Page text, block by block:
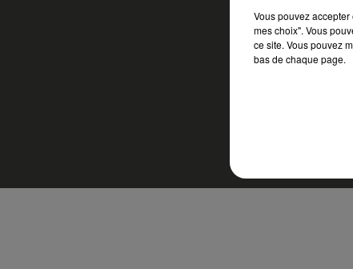
Vous pouvez
mes choix". Vous
ce site. Vous pouvez
bas de chaque page.